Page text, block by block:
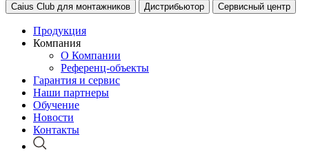
Caius Club для монтажников Дистрибьютор Сервисный центр
Продукция
Компания
О Компании
Референц-объекты
Гарантия и сервис
Наши партнеры
Обучение
Новости
Контакты